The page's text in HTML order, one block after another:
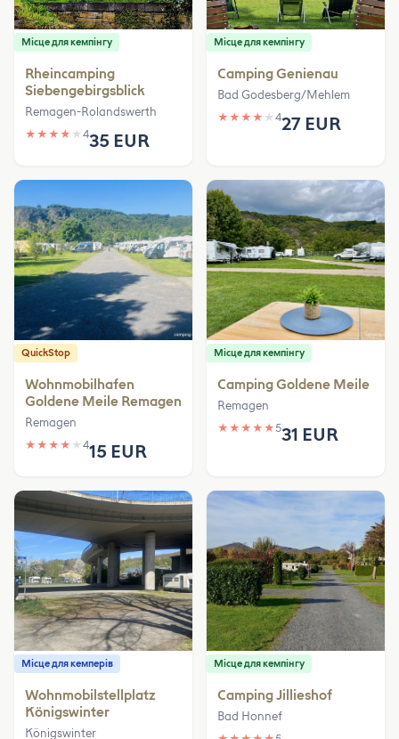
Місце для кемпінгу
Rheincamping
Siebengebirgsblick
Remagen-Rolandswerth
★ ★ ★ ★ ★ 435 EUR
Місце для кемпінгу
Camping Genienau
Bad Godesberg/Mehlem
★ ★ ★ ★ ★ 427 EUR
QuickStop
Wohnmobilhafen
Goldene Meile Remagen
Remagen
★ ★ ★ ★ ★ 415 EUR
Місце для кемпінгу
Camping Goldene Meile
Remagen
★ ★ ★ ★ ★531 EUR
Місце для кемперів
Wohnmobilstellplatz
Königswinter
Königswinter
Місце для кемпінгу
Camping Jillieshof
Bad Honnef